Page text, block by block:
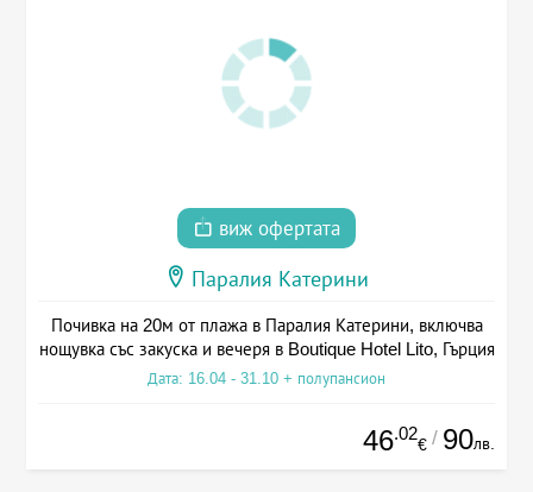
виж офертата
Паралия Катерини
Почивка на 20м от плажа в Паралия Катерини, включва
нощувка със закуска и вечеря в Boutique Hotel Lito, Гърция
Дата: 16.04 - 31.10 + полупансион
46.02
€ / 90лв.